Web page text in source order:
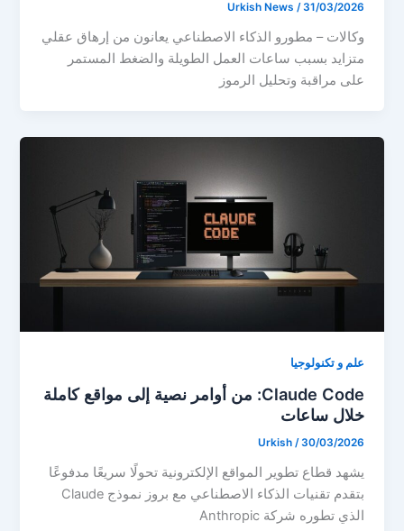
Urkish News /31/03/2026
وكالات – مطورو الذكاء الاصطناعي يعانون من إرهاق عقلي
متزايد بسبب ساعات العمل الطويلة والضغط المستمر
على مراقبة وتحليل الرموز
علم و تكنولوجيا
Claude Code: من أوامر نصية إلى مواقع كاملة
خلال ساعات
Urkish /30/03/2026
يشهد قطاع تطوير المواقع الإلكترونية تحولًا سريعًا مدفوعًا
بتقدم تقنيات الذكاء الاصطناعي مع بروز نموذج Claude
الذي تطوره شركة Anthropic